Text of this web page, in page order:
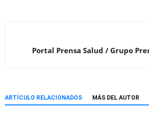
Portal Prensa Salud / Grupo
ARTÍCULO RELACIONADOS MÁS DEL AUTOR